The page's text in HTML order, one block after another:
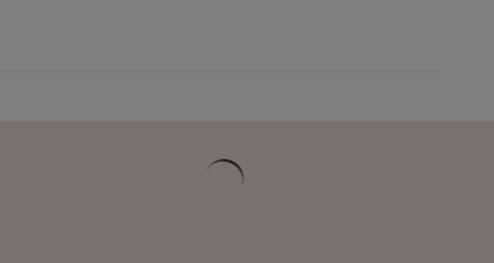
Description détaillée